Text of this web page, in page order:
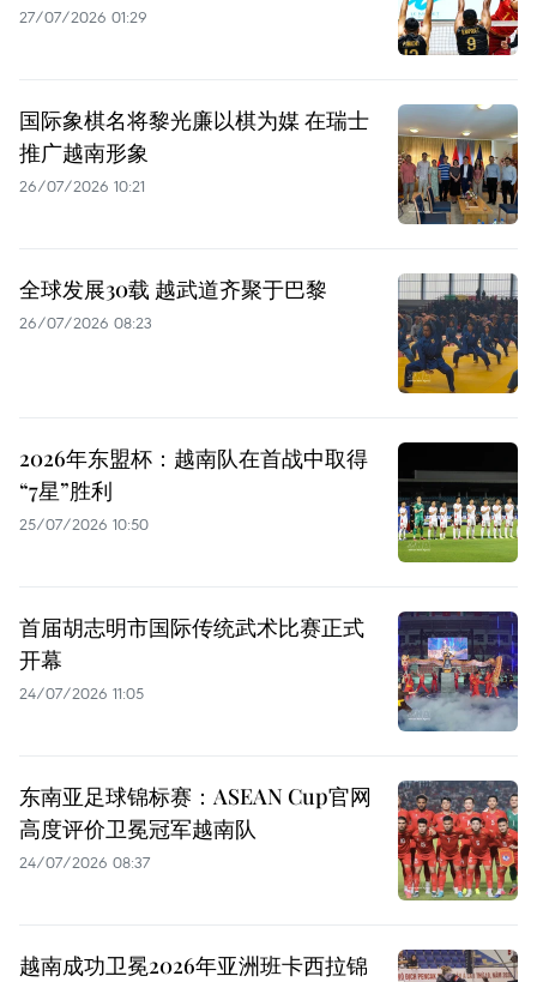
27/07/2026 01:29
国际象棋名将黎光廉以棋为媒 在瑞士
推广越南形象
26/07/2026 10:21
全球发展30载 越武道齐聚于巴黎
26/07/2026 08:23
2026年东盟杯：越南队在首战中取得
“7星”胜利
25/07/2026 10:50
首届胡志明市国际传统武术比赛正式
开幕
24/07/2026 11:05
东南亚足球锦标赛：ASEAN Cup官网
高度评价卫冕冠军越南队
24/07/2026 08:37
越南成功卫冕2026年亚洲班卡西拉锦